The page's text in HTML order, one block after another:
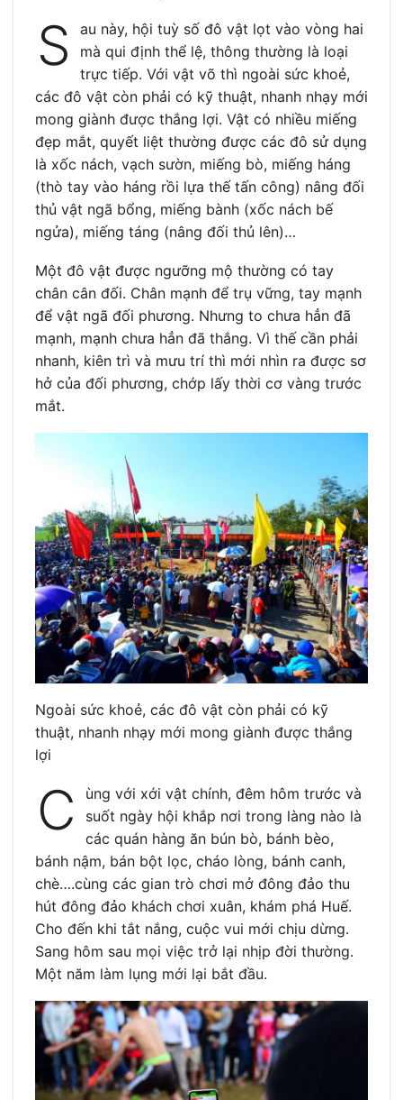
S
au này, hội tuỳ số đô vật lọt vào vòng hai
mà qui định thể lệ, thông thường là loại
trực tiếp. Với vật võ thì ngoài sức khoẻ,
các đô vật còn phải có kỹ thuật, nhanh nhạy mới
mong giành được thắng lợi. Vật có nhiều miếng
đẹp mắt, quyết liệt thường được các đô sử dụng
là xốc nách, vạch sườn, miếng bò, miếng háng
(thò tay vào háng rồi lựa thế tấn công) nâng đối
thủ vật ngã bổng, miếng bành (xốc nách bế
ngửa), miếng táng (nâng đối thủ lên)…
Một đô vật được ngưỡng mộ thường có tay
chân cân đối. Chân mạnh để trụ vững, tay mạnh
để vật ngã đối phương. Nhưng to chưa hẳn đã
mạnh, mạnh chưa hẳn đã thắng. Vì thế cần phải
nhanh, kiên trì và mưu trí thì mới nhìn ra được sơ
hở của đối phương, chớp lấy thời cơ vàng trước
mắt.
Ngoài sức khoẻ, các đô vật còn phải có kỹ
thuật, nhanh nhạy mới mong giành được thắng
lợi
C
ùng với xới vật chính, đêm hôm trước và
suốt ngày hội khắp nơi trong làng nào là
các quán hàng ăn bún bò, bánh bèo,
bánh nậm, bán bột lọc, cháo lòng, bánh canh,
chè….cùng các gian trò chơi mở đông đảo thu
hút đông đảo khách chơi xuân, khám phá Huế.
Cho đến khi tắt nắng, cuộc vui mới chịu dừng.
Sang hôm sau mọi việc trở lại nhịp đời thường.
Một năm làm lụng mới lại bắt đầu.